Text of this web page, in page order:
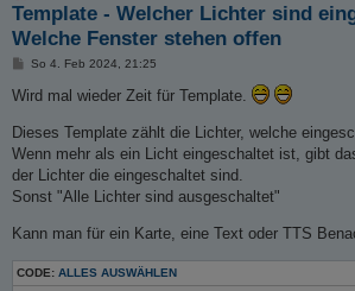
Template - Welcher Lichter sind
Welche Fenster stehen offen
B
i
t
a
g
So 4. Feb 2024, 21:25
Wird mal wieder Zeit für Template.
Dieses Template zählt die Lichter, welche
Wenn mehr als ein Licht eingeschaltet ist, gibt
der Lichter die eingeschaltet sind.
Sonst "Alle Lichter sind ausgeschaltet"
Kann man für ein Karte, eine Text oder TTS
CODE: ALLES AUSWÄHLEN